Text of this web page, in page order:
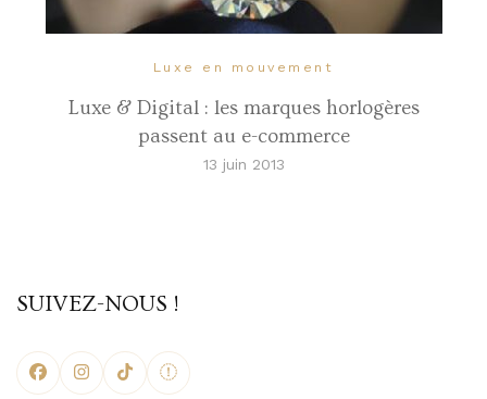
Luxe en mouvement
Luxe & Digital : les marques horlogères
passent au e-commerce
13 juin 2013
SUIVEZ-NOUS !